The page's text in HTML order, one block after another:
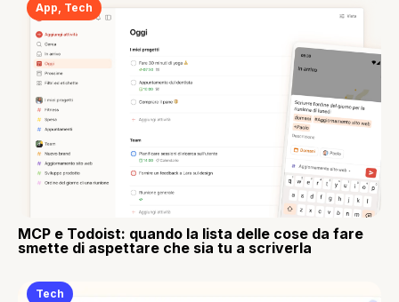
App, Tech
MCP e Todoist: quando la lista delle cose da fare
smette di aspettare che sia tu a scriverla
Tech